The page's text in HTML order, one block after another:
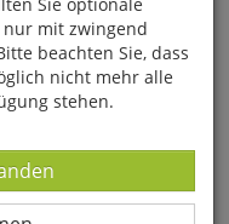
nur mit zwingend
beachten Sie, dass
nicht mehr alle
stehen.
-